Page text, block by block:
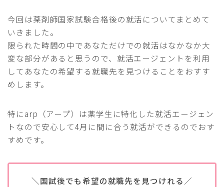
今回は薬剤師国家試験合格後の就活についてまとめて
いきました。
限られた時間の中であなただけでの就活はなかなか大
変な部分があると思うので、就活エージェントを利用
してあなたの希望する就職先を見つけることをおすす
めします。
特にarp（アープ）は薬学生に特化した就活エージェン
トなので安心して4月に間に合う就活ができるのでおす
すめです。
＼国試後でも希望の就職先を見つけれる／